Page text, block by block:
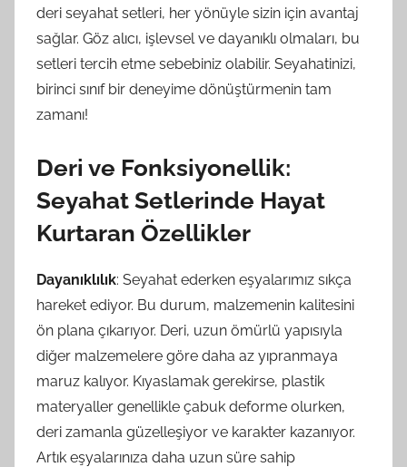
deri seyahat setleri, her yönüyle sizin için avantaj
sağlar. Göz alıcı, işlevsel ve dayanıklı olmaları, bu
setleri tercih etme sebebiniz olabilir. Seyahatinizi,
birinci sınıf bir deneyime dönüştürmenin tam
zamanı!
Deri ve Fonksiyonellik:
Seyahat Setlerinde Hayat
Kurtaran Özellikler
Dayanıklılık: Seyahat ederken eşyalarımız sıkça
hareket ediyor. Bu durum, malzemenin kalitesini
ön plana çıkarıyor. Deri, uzun ömürlü yapısıyla
diğer malzemelere göre daha az yıpranmaya
maruz kalıyor. Kıyaslamak gerekirse, plastik
materyaller genellikle çabuk deforme olurken,
deri zamanla güzelleşiyor ve karakter kazanıyor.
Artık eşyalarınıza daha uzun süre sahip